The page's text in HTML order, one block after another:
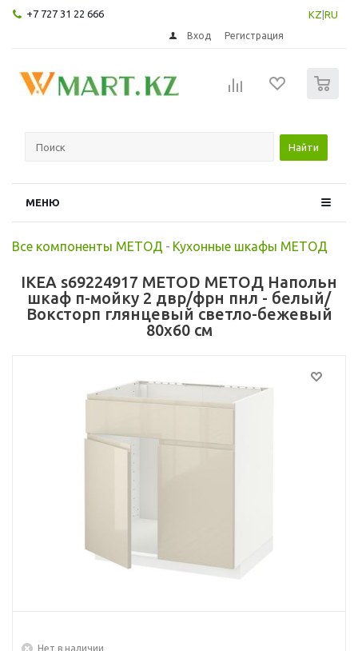
+7 727 31 22 666 KZ RU
Вход Регистрация
Найти
МЕНЮ
Все компоненты МЕТОД - Кухонные шкафы МЕТОД
IKEA s69224917 METOD МЕТОД Напольн
шкаф п-мойку 2 двр/фрн пнл - белый/
Воксторп глянцевый светло-бежевый
80x60 см
Нет в наличии